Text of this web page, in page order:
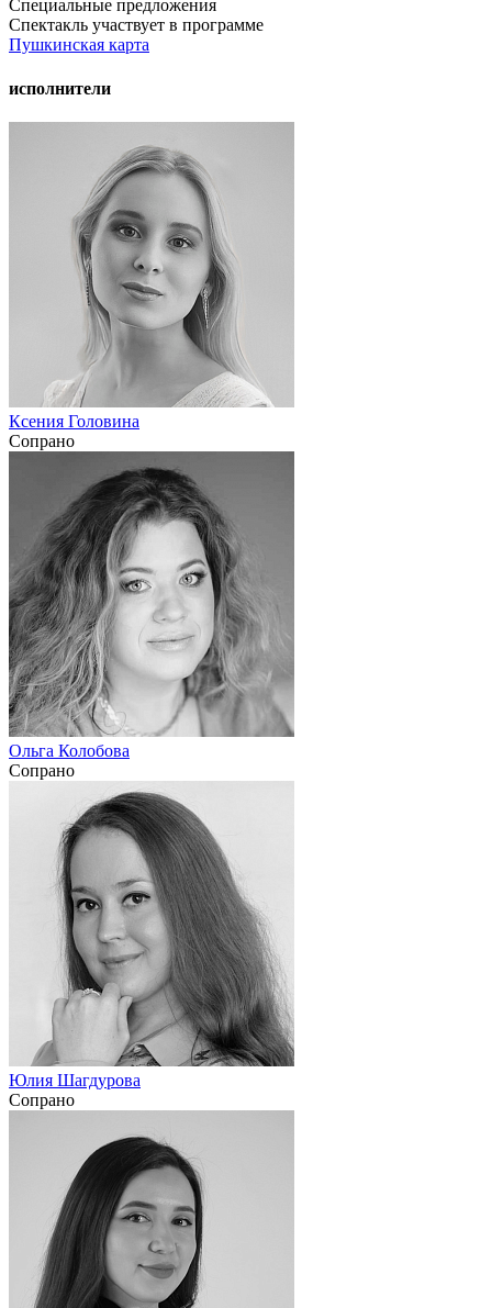
Специальные предложения
Спектакль участвует в программе
Пушкинская карта
исполнители
Ксения Головина
Сопрано
Ольга Колобова
Сопрано
Юлия Шагдурова
Сопрано